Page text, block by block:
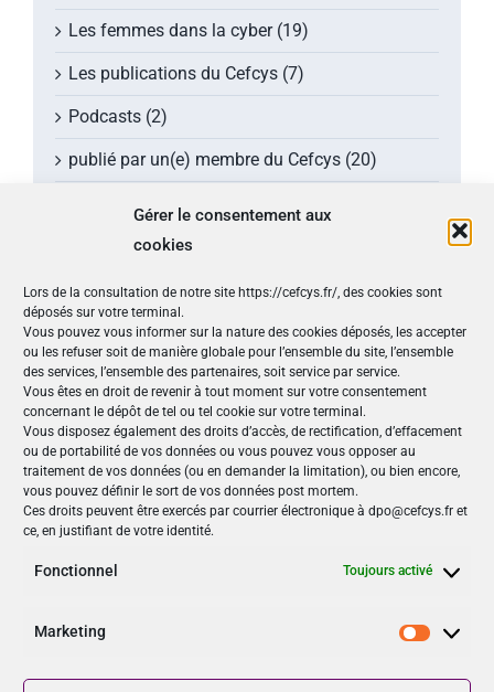
Gérer le consentement aux
cookies
Lors de la consultation de notre site https://cefcys.fr/, des cookies sont
déposés sur votre terminal.
Vous pouvez vous informer sur la nature des cookies déposés, les accepter
ou les refuser soit de manière globale pour l’ensemble du site, l’ensemble
des services, l’ensemble des partenaires, soit service par service.
Vous êtes en droit de revenir à tout moment sur votre consentement
concernant le dépôt de tel ou tel cookie sur votre terminal.
Vous disposez également des droits d’accès, de rectification, d’effacement
ou de portabilité de vos données ou vous pouvez vous opposer au
traitement de vos données (ou en demander la limitation), ou bien encore,
vous pouvez définir le sort de vos données post mortem.
Ces droits peuvent être exercés par courrier électronique à dpo@cefcys.fr et
ce, en justifiant de votre identité.
Fonctionnel Toujours activé
Marketing
Les femmes dans la cyber (19)
Les publications du Cefcys (7)
Podcasts (2)
publié par un(e) membre du Cefcys (20)
Sensibilisation (1)
Vidéos (8)
Les derniers tweets
Tweets by @CEFCYS_Officiel
Nos Publications
Articles (69)
Le Cefcys et son engagement (4)
Le Cyber Women Day (10)
Les femmes dans la cyber (19)
Les publications du Cefcys (7)
Sensibilisation (1)